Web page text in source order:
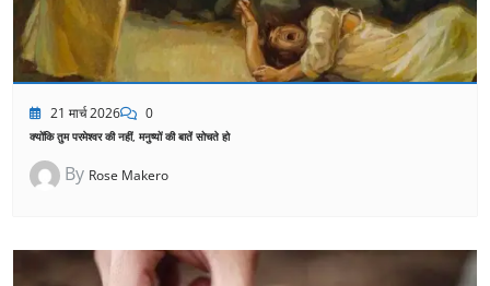
21 मार्च 2026 0
क्योंकि तुम परमेश्वर की नहीं, मनुष्यों की बातें सोचते हो
By Rose Makero